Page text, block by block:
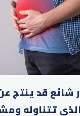
شائع قد ينتج
تتناوله